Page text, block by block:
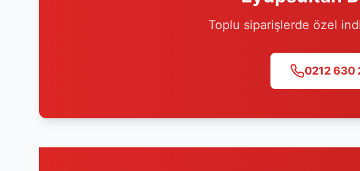
Toplu siparişlerde özel
0212 630